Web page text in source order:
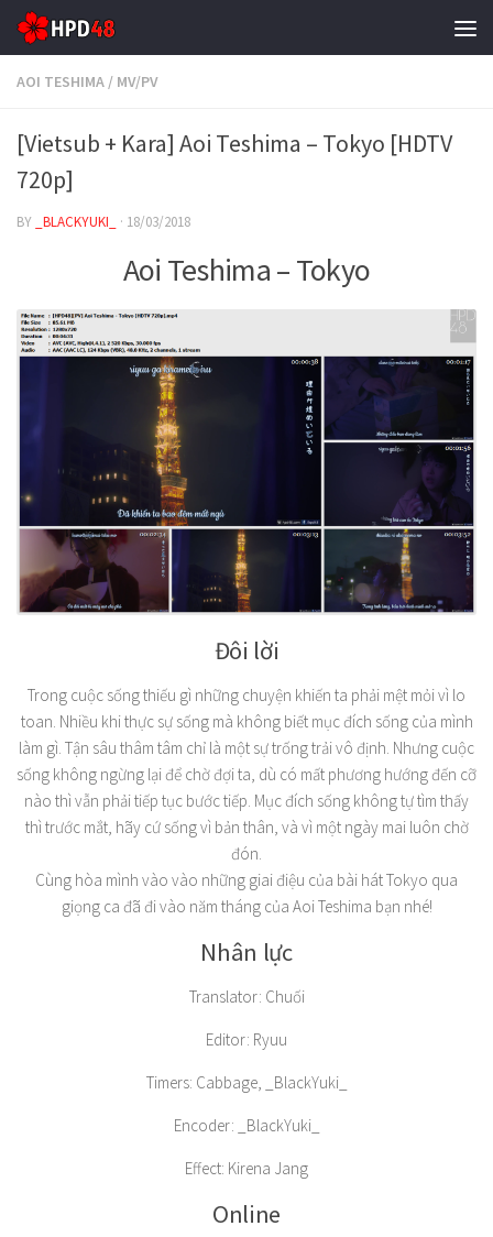
Skip to content
AOI TESHIMA / MV/PV
[Vietsub + Kara] Aoi Teshima – Tokyo [HDTV
720p]
BY _BLACKYUKI_ · 18/03/2018
Aoi Teshima – Tokyo
Đôi lời
Trong cuộc sống thiếu gì những chuyện khiến ta phải mệt mỏi vì lo
toan. Nhiều khi thực sự sống mà không biết mục đích sống của mình
làm gì. Tận sâu thâm tâm chỉ là một sự trống trải vô định. Nhưng cuộc
sống không ngừng lại để chờ đợi ta, dù có mất phương hướng đến cỡ
nào thì vẫn phải tiếp tục bước tiếp. Mục đích sống không tự tìm thấy
thì trước mắt, hãy cứ sống vì bản thân, và vì một ngày mai luôn chờ
đón.
Cùng hòa mình vào vào những giai điệu của bài hát Tokyo qua
giọng ca đã đi vào năm tháng của Aoi Teshima bạn nhé!
Nhân lực
Translator: Chuối
Editor: Ryuu
Timers: Cabbage, _BlackYuki_
Encoder: _BlackYuki_
Effect: Kirena Jang
Online